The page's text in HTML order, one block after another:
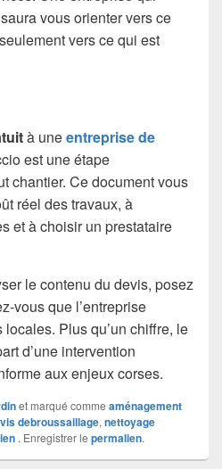
vous orienter vers ce
vers ce qui est
à uneentreprise de
est une étape
chantier. Ce document vous
réel des travaux, à
et à choisir un prestataire
le contenu du devis, posez
vous que l’entreprise
Plus qu’un chiffre, le
d’une intervention
aux enjeux corses.
et marqué comme aménagement
debroussaillage, nettoyage
. Enregistrer le permalien.